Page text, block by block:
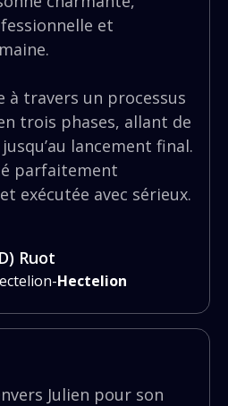
et
à travers un processus
trois phases, allant de
lancement final.
parfaitement
exécutée avec sérieux.
Ruot
-Hectelion
Julien pour son